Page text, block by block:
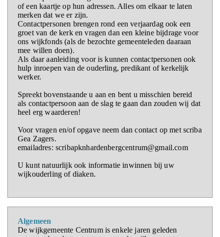
of een kaartje op hun adressen. Alles om elkaar te laten
merken dat we er zijn.
Contactpersonen brengen rond een verjaardag ook een
groet van de kerk en vragen dan een kleine bijdrage voor
ons wijkfonds (als de bezochte gemeenteleden daaraan
mee willen doen).
Als daar aanleiding voor is kunnen contactpersonen ook
hulp inroepen van de ouderling, predikant of kerkelijk
werker.
Spreekt bovenstaande u aan en bent u misschien bereid
als contactpersoon aan de slag te gaan dan zouden wij dat
heel erg waarderen!
Voor vragen en/of opgave neem dan contact op met scriba
Gea Zagers.
emailadres: scribapknhardenbergcentrum@gmail.com
U kunt natuurlijk ook informatie inwinnen bij uw
wijkouderling of diaken.
Algemeen
De wijkgemeente Centrum is enkele jaren geleden